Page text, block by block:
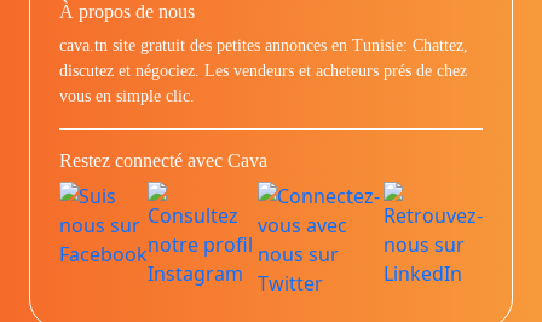
À propos de nous
cava.tn site gratuit des petites annonces en Tunisie: Chattez,
discutez et négociez. Les vendeurs et acheteurs prés de chez
vous en simple clic.
Restez connecté avec Cava